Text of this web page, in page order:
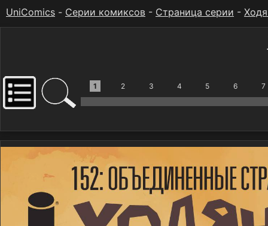
UniComics - Серии комиксов - Страница серии -
1 2 3 4 5 6 7